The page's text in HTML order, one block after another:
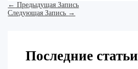
← Предыдущая Запись
Следующая Запись →
Последние статьи